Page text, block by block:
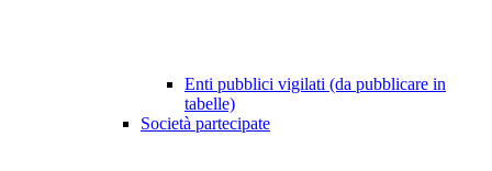
Enti pubblici vigilati (da pubblicare in
tabelle)
Società partecipate